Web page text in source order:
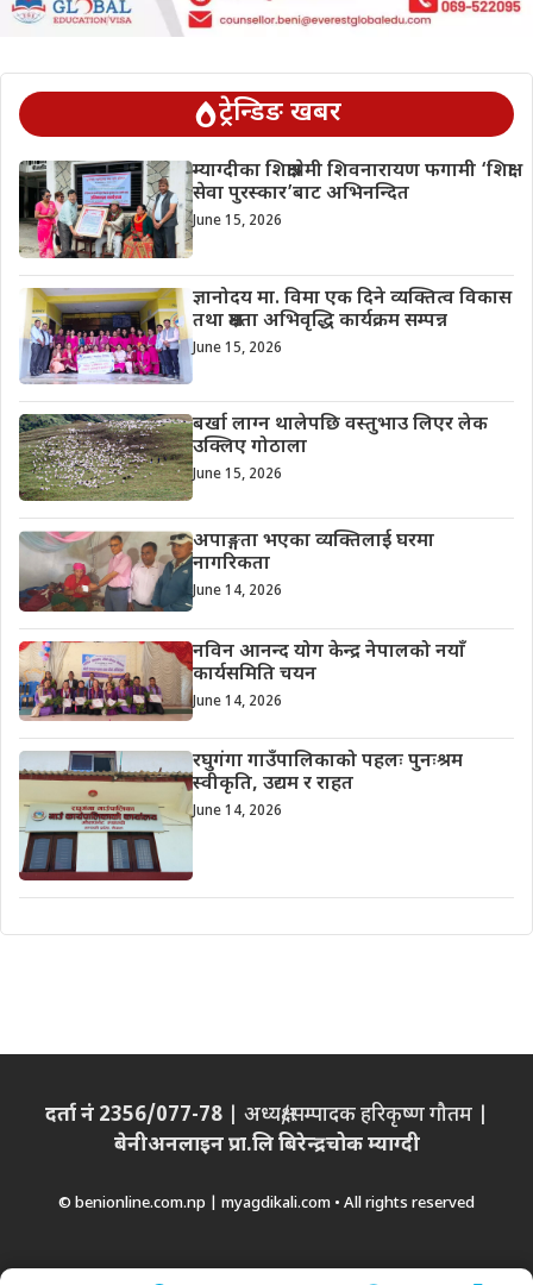
ट्रेन्डिङ खबर
म्याग्दीका शिक्षाप्रेमी शिवनारायण फगामी ‘शिक्षा
सेवा पुरस्कार’बाट अभिनन्दित
June 15, 2026
ज्ञानोदय मा. विमा एक दिने व्यक्तित्व विकास
तथा क्षमता अभिवृद्धि कार्यक्रम सम्पन्न
June 15, 2026
बर्खा लाग्न थालेपछि वस्तुभाउ लिएर लेक
उक्लिए गोठाला
June 15, 2026
अपाङ्गता भएका व्यक्तिलाई घरमा
नागरिकता
June 14, 2026
नविन आनन्द योग केन्द्र नेपालको नयाँ
कार्यसमिति चयन
June 14, 2026
रघुगंगा गाउँपालिकाको पहलः पुनःश्रम
स्वीकृति, उद्यम र राहत
June 14, 2026
दर्ता नं 2356/077-78| अध्यक्ष/सम्पादक हरिकृष्ण गौतम |
बेनीअनलाइन प्रा.लि बिरेन्द्रचोक म्याग्दी
© benionline.com.np | myagdikali.com • All rights reserved